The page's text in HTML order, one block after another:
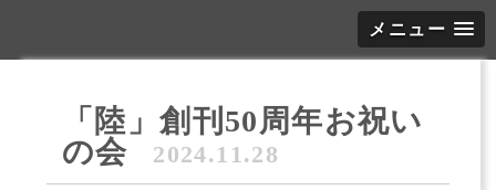
メニュー
「陸」創刊50周年お祝い
の会
2024.11.28